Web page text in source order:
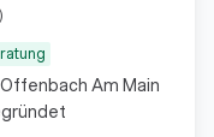
Am Main